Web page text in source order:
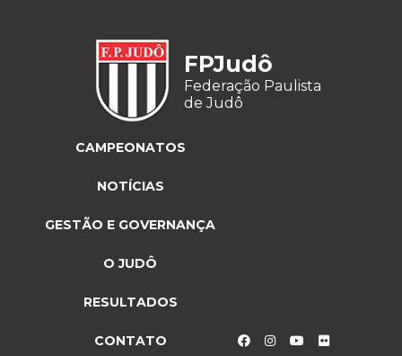
FPJudô
Federação Paulista
de Judô
CAMPEONATOS
NOTÍCIAS
GESTÃO E GOVERNANÇA
O JUDÔ
RESULTADOS
CONTATO